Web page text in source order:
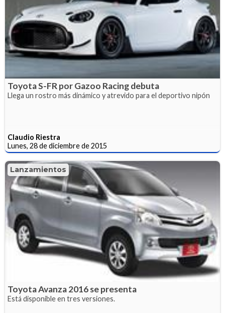
Toyota S-FR por Gazoo Racing debuta
Llega un rostro más dinámico y atrevido para el deportivo nipón
Claudio Riestra
Lunes, 28 de diciembre de 2015
Lanzamientos
Toyota Avanza 2016 se presenta
Está disponible en tres versiones.